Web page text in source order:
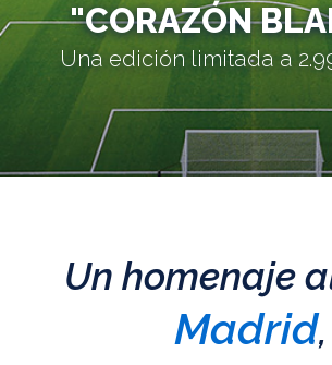
"CORAZÓN
Una edición limitada a
Un homenaje
Madrid,